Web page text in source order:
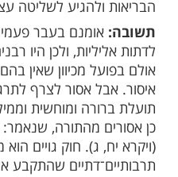
האם מותר לעשות
לחימה? תרגילי יוגה
לשיפור הבריאות על
מדיטציה הם
כדי להגיע
ולהארה פנימית.